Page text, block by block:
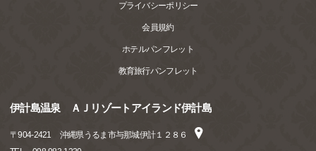
プライバシーポリシー
会員規約
ホテルパンフレット
教育旅行パンフレット
伊計島温泉 ＡＪリゾートアイランド伊計島
〒904-2421
沖縄県うるま市与那城伊計１２８６